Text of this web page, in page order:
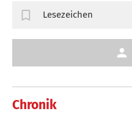
Chronik
Lesezeichen